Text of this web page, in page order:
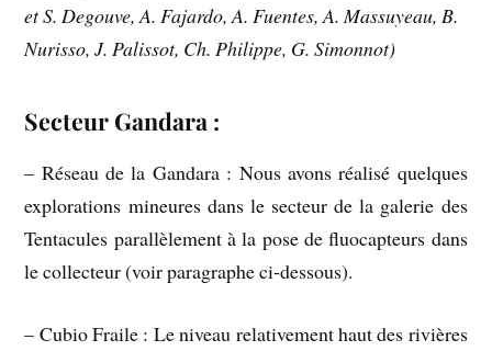
et S. Degouve, A. Fajardo, A. Fuentes, A. Massuyeau, B.
Nurisso, J. Palissot, Ch. Philippe, G. Simonnot)
Secteur Gandara :
– Réseau de la Gandara : Nous avons réalisé quelques
explorations mineures dans le secteur de la galerie des
Tentacules parallèlement à la pose de fluocapteurs dans
le collecteur (voir paragraphe ci-dessous).
– Cubio Fraile : Le niveau relativement haut des rivières